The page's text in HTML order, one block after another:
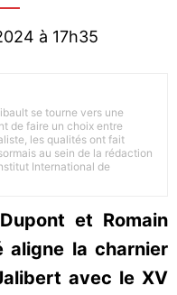
à 17h35
se tourne vers une
de faire un choix entre
les qualités ont fait
au sein de la rédaction
International de
et Romain
aligne la charnier
avec le XV